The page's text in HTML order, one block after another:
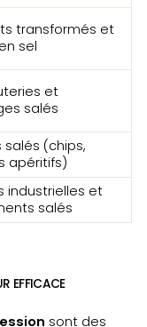
transformés et
sel
et
salés
salés (chips,
apéritifs)
industrielles et
salés
EFFICACE
sont des